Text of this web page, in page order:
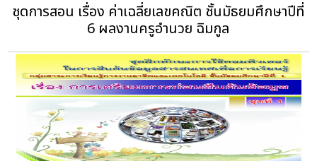
ชุดการสอน เรื่อง ค่าเฉลี่ยเลขคณิต ชั้นมัธยมศึกษาปีที่
6 ผลงานครูอำนวย ฉิมกูล